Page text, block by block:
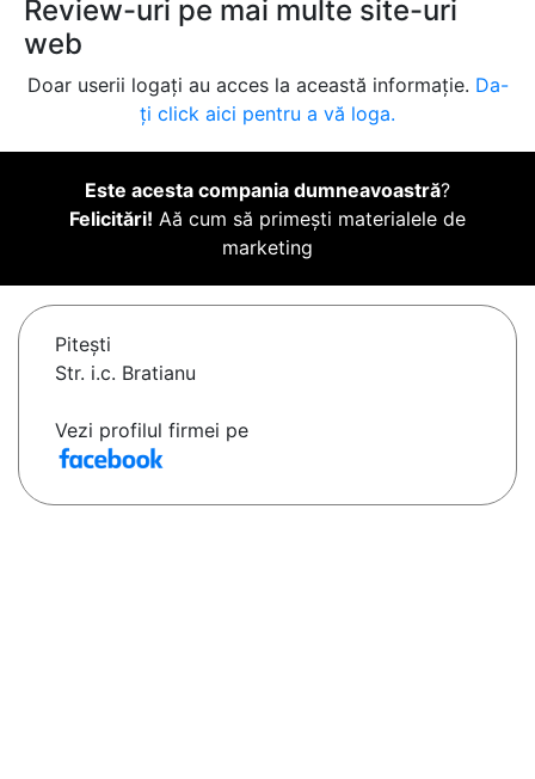
Review-uri pe mai multe site-uri
web
Doar userii logați au acces la această informație. Da-
ți click aici pentru a vă loga.
Este acesta compania dumneavoastră?
Felicitări! Aă cum să primești materialele de
marketing
Piteşti
Str. i.c. Bratianu
Vezi profilul firmei pe